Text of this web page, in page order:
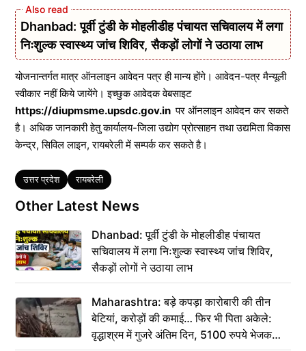
Dhanbad: पूर्वी टुंडी के मोहलीडीह पंचायत सचिवालय में लगा
निःशुल्क स्वास्थ्य जांच शिविर, सैकड़ों लोगों ने उठाया लाभ
योजनान्तर्गत मात्र ऑनलाइन आवेदन पत्र ही मान्य होंगे। आवेदन-पत्र मैन्यूली
स्वीकार नहीं किये जायेंगे। इच्छुक आवेदक वेबसाइट
https://diupmsme.upsdc.gov.in पर ऑनलाइन आवेदन कर सकते
है। अधिक जानकारी हेतु कार्यालय-जिला उद्योग प्रोत्साहन तथा उद्यमिता विकास
केन्द्र, सिविल लाइन, रायबरेली में सम्पर्क कर सकते है।
Tags
उत्तर प्रदेश रायबरेली
Other Latest News
Dhanbad: पूर्वी टुंडी के मोहलीडीह पंचायत
सचिवालय में लगा निःशुल्क स्वास्थ्य जांच शिविर,
सैकड़ों लोगों ने उठाया लाभ
Maharashtra: बड़े कपड़ा कारोबारी की तीन
बेटियां, करोड़ों की कमाई… फिर भी पिता अकेले:
वृद्धाश्रम में गुजरे अंतिम दिन, 5100 रुपये भेजकर